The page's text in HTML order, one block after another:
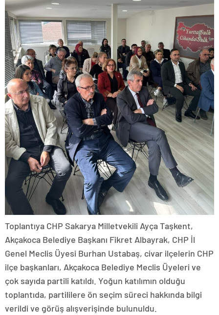
Toplantıya CHP Sakarya Milletvekili Ayça Taşkent,
Akçakoca Belediye Başkanı Fikret Albayrak, CHP İl
Genel Meclis Üyesi Burhan Ustabaş, civar ilçelerin CHP
ilçe başkanları, Akçakoca Belediye Meclis Üyeleri ve
çok sayıda partili katıldı. Yoğun katılımın olduğu
toplantıda, partililere ön seçim süreci hakkında bilgi
verildi ve görüş alışverişinde bulunuldu.